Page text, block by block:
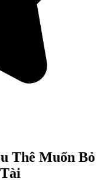
Thê Muốn Bỏ